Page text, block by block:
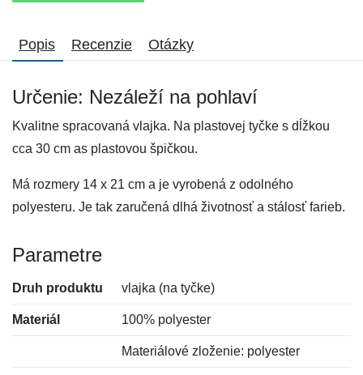
Popis Recenzie Otázky
Určenie: Nezáleží na pohlaví
Kvalitne spracovaná vlajka. Na plastovej tyčke s dĺžkou
cca 30 cm as plastovou špičkou.
Má rozmery 14 x 21 cm a je vyrobená z odolného
polyesteru. Je tak zaručená dlhá životnosť a stálosť farieb.
Parametre
Druh produktu vlajka (na tyčke)
Materiál 100% polyester
Materiálové zloženie: polyester